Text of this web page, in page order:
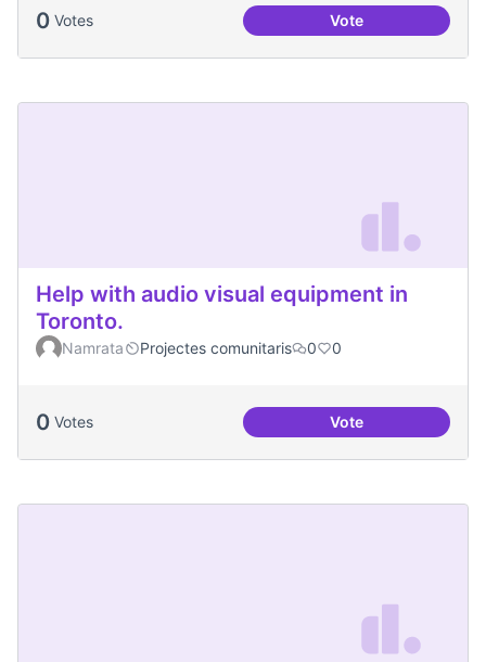
0 Votes VoteMillorar la
Help with audio visual equipment in
Toronto.
Namrata Projectes comunitaris 0 0
0 Votes VoteHelp with audio